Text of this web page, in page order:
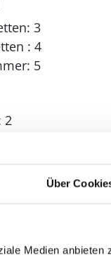
Über
Medien anbieten
3
: 4
5
2